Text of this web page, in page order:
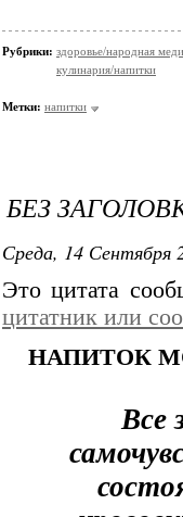
Рубрики: здоровье/народная
кулинария/напитки
Метки: напитки
БЕЗ
Среда, 14 Сентября
Это цитата
цитатник или
НАПИТОК
Все